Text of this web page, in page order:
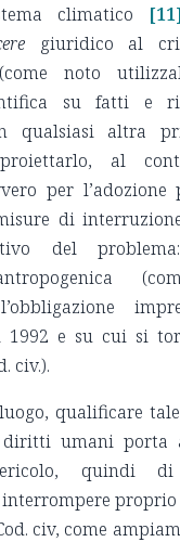
climatico
giuridico al
(come noto
su fatti e
qualsiasi altra
al
per
di
del
1992 e su cui si
civ.).
qualificare
umani porta
quindi di
proprio
civ, come